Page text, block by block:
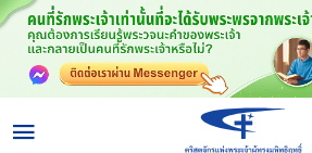
30. เหตุที่คนเราต้องเป็นคนซื่อสัตย์เพื่อบรรลุ